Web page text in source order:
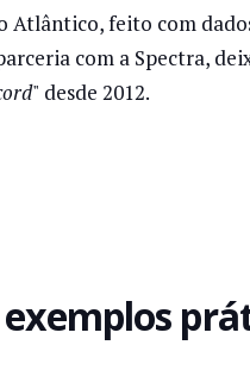
Atlântico, feito com
com a Spectra,
" desde 2012.